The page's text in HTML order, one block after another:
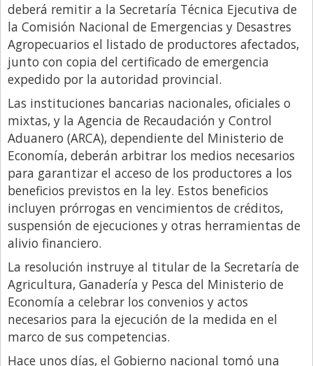
deberá remitir a la Secretaría Técnica Ejecutiva de
la Comisión Nacional de Emergencias y Desastres
Agropecuarios el listado de productores afectados,
junto con copia del certificado de emergencia
expedido por la autoridad provincial.
Las instituciones bancarias nacionales, oficiales o
mixtas, y la Agencia de Recaudación y Control
Aduanero (ARCA), dependiente del Ministerio de
Economía, deberán arbitrar los medios necesarios
para garantizar el acceso de los productores a los
beneficios previstos en la ley. Estos beneficios
incluyen prórrogas en vencimientos de créditos,
suspensión de ejecuciones y otras herramientas de
alivio financiero.
La resolución instruye al titular de la Secretaría de
Agricultura, Ganadería y Pesca del Ministerio de
Economía a celebrar los convenios y actos
necesarios para la ejecución de la medida en el
marco de sus competencias.
Hace unos días, el Gobierno nacional tomó una